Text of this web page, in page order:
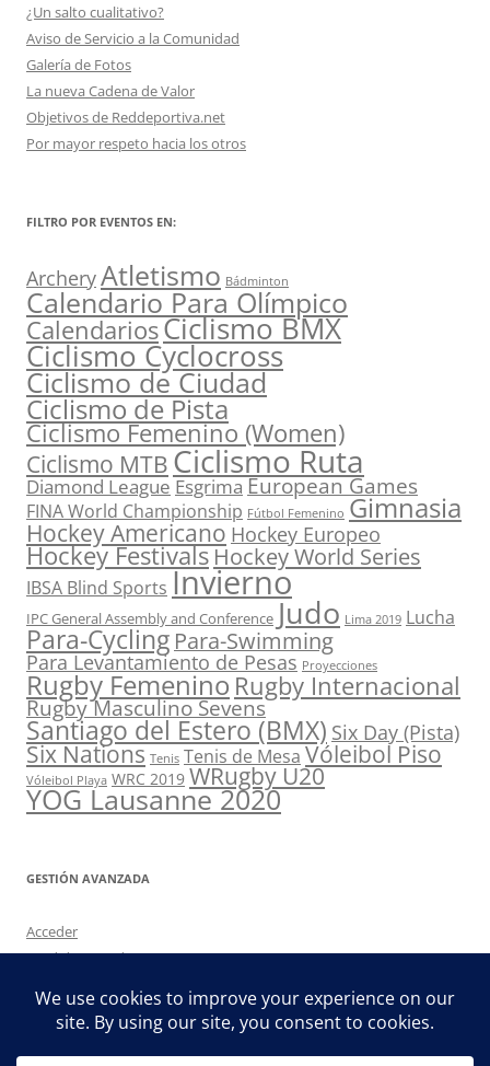
¿Un salto cualitativo?
Aviso de Servicio a la Comunidad
Galería de Fotos
La nueva Cadena de Valor
Objetivos de Reddeportiva.net
Por mayor respeto hacia los otros
FILTRO POR EVENTOS EN:
ArcheryAtletismo Bádminton
Calendario Para Olímpico
CalendariosCiclismo BMX
Ciclismo Cyclocross
Ciclismo de Ciudad
Ciclismo de Pista
Ciclismo Femenino (Women)
Ciclismo MTBCiclismo Ruta
Diamond League EsgrimaEuropean Games
FINA World Championship Fútbol Femenino Gimnasia
Hockey Americano Hockey Europeo
Hockey FestivalsHockey World Series
IBSA Blind Sports Invierno
IPC General Assembly and Conference Judo Lima 2019 Lucha
Para-Cycling Para-Swimming
Para Levantamiento de Pesas Proyecciones
Rugby FemeninoRugby Internacional
Rugby Masculino Sevens
Santiago del Estero (BMX) Six Day (Pista)
Six Nations Tenis Tenis de Mesa Vóleibol Piso
Vóleibol Playa WRC 2019 WRugby U20
YOG Lausanne 2020
GESTIÓN AVANZADA
Acceder
Feed de entradas
WordPress.org